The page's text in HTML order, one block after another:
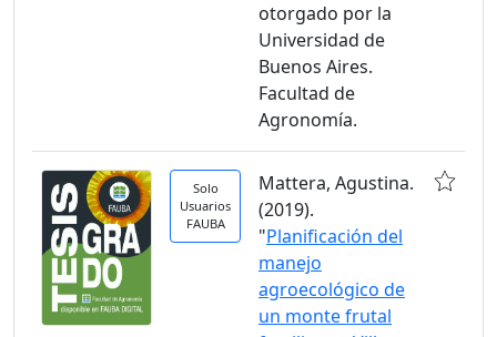
otorgado por la
Universidad de
Buenos Aires.
Facultad de
Agronomía.
Solo
Usuarios
FAUBA
Mattera, Agustina.
(2019).
"Planificación del
manejo
agroecológico de
un monte frutal